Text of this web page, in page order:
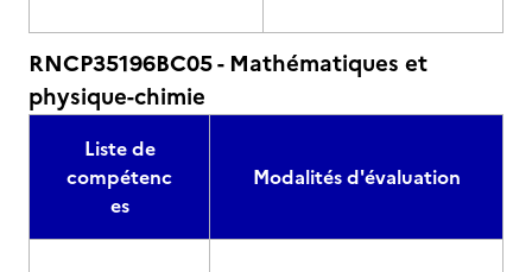
RNCP35196BC05 - Mathématiques et
physique-chimie
Liste de
compétenc
es
Modalités d'évaluation